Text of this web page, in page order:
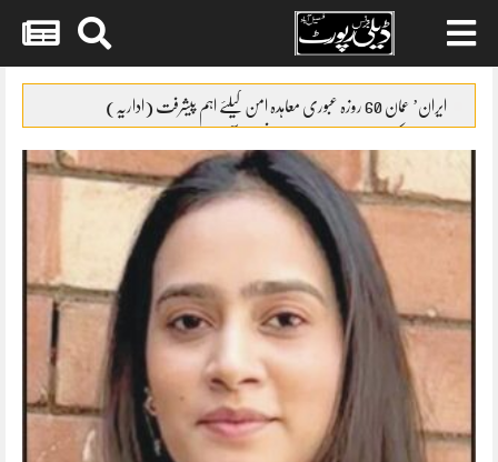
contentایران’ عمان 60 روزہ عبوری معاہدہ امن کیلئے اہم پیشرفت (اداریہ)
ایس ایس سی امتحانات 2026ء کا شیڈول جاری
پنشن فنڈز کی سرمایہ کاری سے خزانے کو نقصان پہنچانے کے معاملے کی
گندم آٹے کا بحران تیل سے بھی بڑا ہو چکا ہے